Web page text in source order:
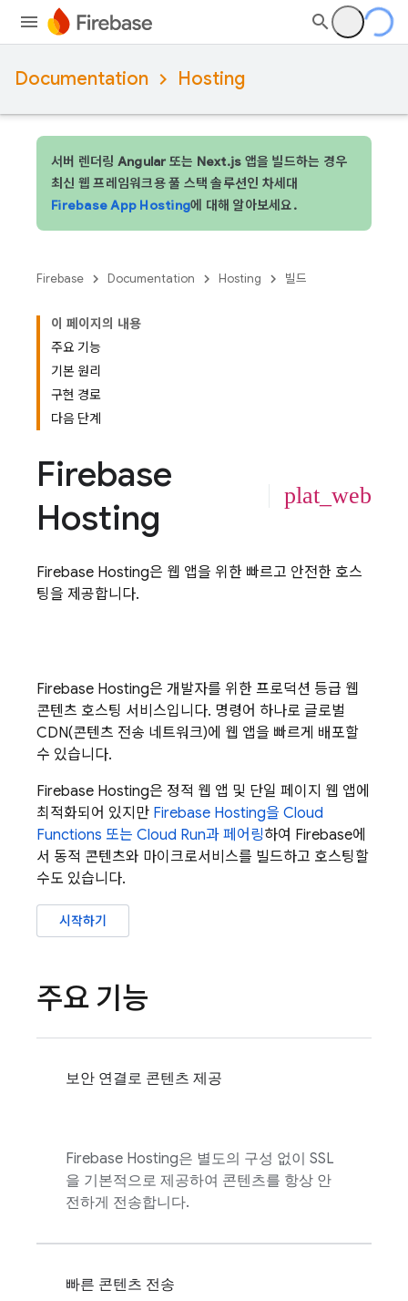
Documentation Hosting
서버 렌더링 Angular 또는 Next.js 앱을 빌드하는 경우
최신 웹 프레임워크용 풀 스택 솔루션인 차세대
Firebase App Hosting에 대해 알아보세요.
Firebase Documentation Hosting 빌드
이 페이지의 내용
주요 기능
기본 원리
구현 경로
다음 단계
Firebase
Hosting
plat_web
Firebase Hosting은 웹 앱을 위한 빠르고 안전한 호스
팅을 제공합니다.
Firebase Hosting은 개발자를 위한 프로덕션 등급 웹
콘텐츠 호스팅 서비스입니다. 명령어 하나로 글로벌
CDN(콘텐츠 전송 네트워크)에 웹 앱을 빠르게 배포할
수 있습니다.
Firebase Hosting은 정적 웹 앱 및 단일 페이지 웹 앱에
최적화되어 있지만 Firebase Hosting을 Cloud
Functions 또는 Cloud Run과 페어링하여 Firebase에
서 동적 콘텐츠와 마이크로서비스를 빌드하고 호스팅할
수도 있습니다.
시작하기
주요 기능
보안 연결로 콘텐츠 제공
Firebase Hosting은 별도의 구성 없이 SSL
을 기본적으로 제공하여 콘텐츠를 항상 안
전하게 전송합니다.
빠른 콘텐츠 전송